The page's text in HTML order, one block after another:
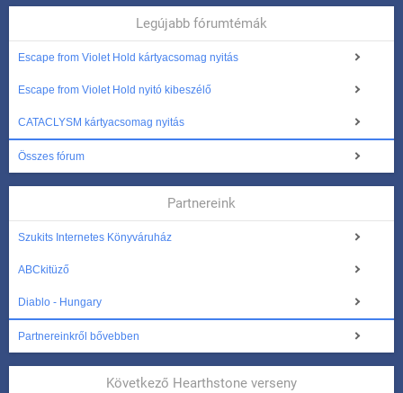
Legújabb fórumtémák
Escape from Violet Hold kártyacsomag nyitás
Escape from Violet Hold nyitó kibeszélő
CATACLYSM kártyacsomag nyitás
Összes fórum
Partnereink
Szukits Internetes Könyváruház
ABCkitüző
Diablo - Hungary
Partnereinkről bővebben
Következő Hearthstone verseny